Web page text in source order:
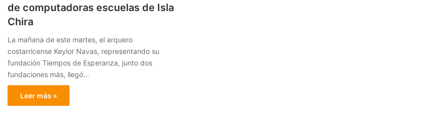
de computadoras escuelas de Isla
Chira
La mañana de este martes, el arquero
costarricense Keylor Navas, representando su
fundación Tiempos de Esperanza, junto dos
fundaciones más, llegó…
Leer más »